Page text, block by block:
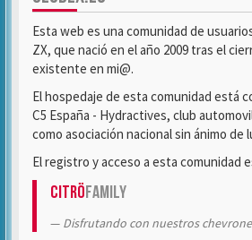
Esta web es una comunidad de
ZX, que nació en el año 2009 tras el
existente en mi@.
El hospedaje de esta comunidad está
C5 España - Hydractives, club
como asociación nacional sin ánimo de
El registro y acceso a esta comunidad
CitröFamily
Disfrutando con nuestros